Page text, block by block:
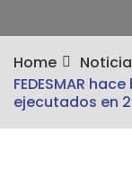
Home
FEDESMAR
ejecutados en